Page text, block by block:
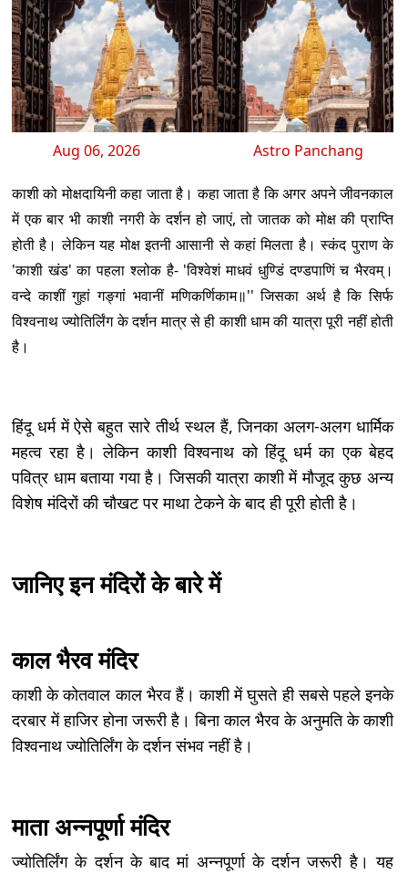
Aug 06, 2026 Astro Panchang
काशी को मोक्षदायिनी कहा जाता है। कहा जाता है कि अगर अपने जीवनकाल
में एक बार भी काशी नगरी के दर्शन हो जाएं, तो जातक को मोक्ष की प्राप्ति
होती है। लेकिन यह मोक्ष इतनी आसानी से कहां मिलता है। स्कंद पुराण के
'काशी खंड' का पहला श्लोक है- 'विश्वेशं माधवं धुण्डिं दण्डपाणिं च भैरवम्।
वन्दे काशीं गुहां गङ्गां भवानीं मणिकर्णिकाम॥'' जिसका अर्थ है कि सिर्फ
विश्वनाथ ज्योतिर्लिंग के दर्शन मात्र से ही काशी धाम की यात्रा पूरी नहीं होती
है।
हिंदू धर्म में ऐसे बहुत सारे तीर्थ स्थल हैं, जिनका अलग-अलग धार्मिक
महत्व रहा है। लेकिन काशी विश्वनाथ को हिंदू धर्म का एक बेहद
पवित्र धाम बताया गया है। जिसकी यात्रा काशी में मौजूद कुछ अन्य
विशेष मंदिरों की चौखट पर माथा टेकने के बाद ही पूरी होती है।
जानिए इन मंदिरों के बारे में
काल भैरव मंदिर
काशी के कोतवाल काल भैरव हैं। काशी में घुसते ही सबसे पहले इनके
दरबार में हाजिर होना जरूरी है। बिना काल भैरव के अनुमति के काशी
विश्वनाथ ज्योतिर्लिंग के दर्शन संभव नहीं है।
माता अन्‍नपूर्णा मंदिर
ज्योतिर्लिंग के दर्शन के बाद मां अन्नपूर्णा के दर्शन जरूरी है। यह